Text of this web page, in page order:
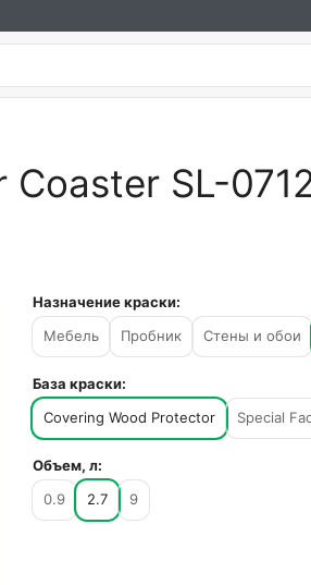
Coaster SL-
Назначение краски:
Мебель
Пробник Стены и обои
База краски:
Covering Wood Protector
Special
Объем, л:
0.9
2.7 9